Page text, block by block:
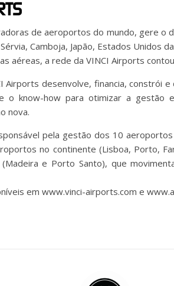
de aeroportos do mundo, gere
Camboja, Japão, Estados Unidos
aéreas, a rede da VINCI Airports
Airports desenvolve, financia, constrói
o know-how para otimizar a gestão
nova.
pela gestão dos 10
no continente (Lisboa, Porto,
e Porto Santo), que
em www.vinci-airports.com e